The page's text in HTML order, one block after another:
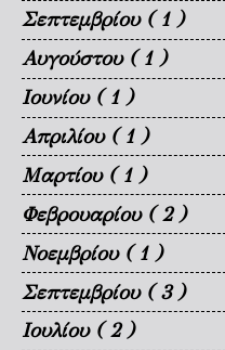
Σεπτεμβρίου ( 1 )
Αυγούστου ( 1 )
Ιουνίου ( 1 )
Απριλίου ( 1 )
Μαρτίου ( 1 )
Φεβρουαρίου ( 2 )
Νοεμβρίου ( 1 )
Σεπτεμβρίου ( 3 )
Ιουλίου ( 2 )